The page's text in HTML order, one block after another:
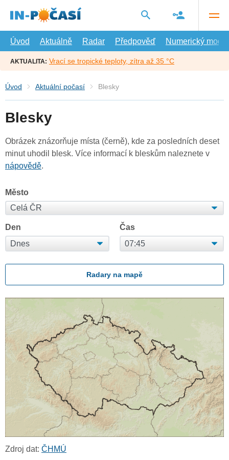
hlavní
Úvod
Aktuálně Radar Předpověď Numerický model
AKTUALITA: Vrací se tropické teploty, zítra až 35 °C
Úvod Aktuální počasí Blesky
Blesky
Obrázek znázorňuje místa (černě), kde za posledních deset
minut uhodil blesk. Více informací k bleskům naleznete v
nápovědě.
Město
Den Čas
Radary na mapě
Zdroj dat: ČHMÚ